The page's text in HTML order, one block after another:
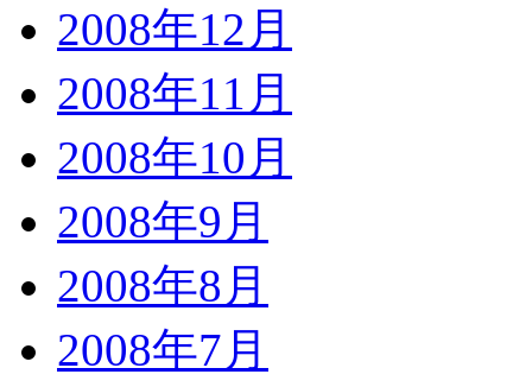
2008年12月
2008年11月
2008年10月
2008年9月
2008年8月
2008年7月